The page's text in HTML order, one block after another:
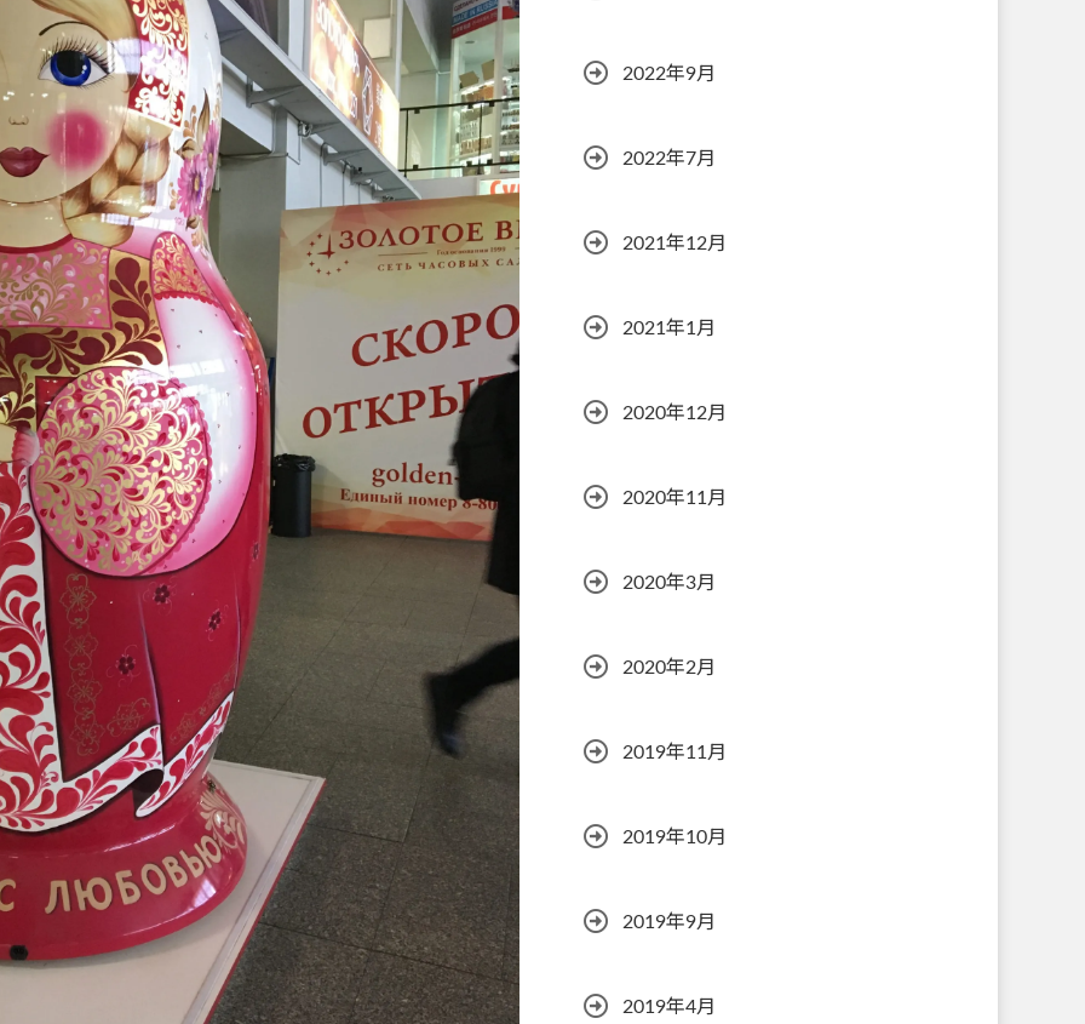
2022年9月
2022年7月
2021年12月
2021年1月
2020年12月
2020年11月
2020年3月
2020年2月
2019年11月
2019年10月
2019年9月
2019年4月